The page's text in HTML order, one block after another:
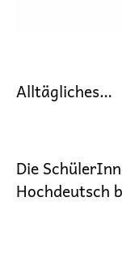
Alltägliches…
Die
Hochdeutsch